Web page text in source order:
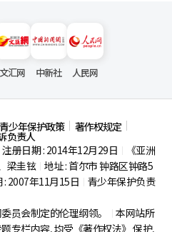
文汇网 中新社 人民网
青少年保护政策 著作权规定
负责人
注册日期 : 2014年12月29日
《亚洲
梁圭铉 地址 : 首尔市钟路区钟路5
: 2007年11月15日
青少年保护负责
员会制定的伦理纲领。
本网站所
专栏内容, 均受《著作权法》 保护,